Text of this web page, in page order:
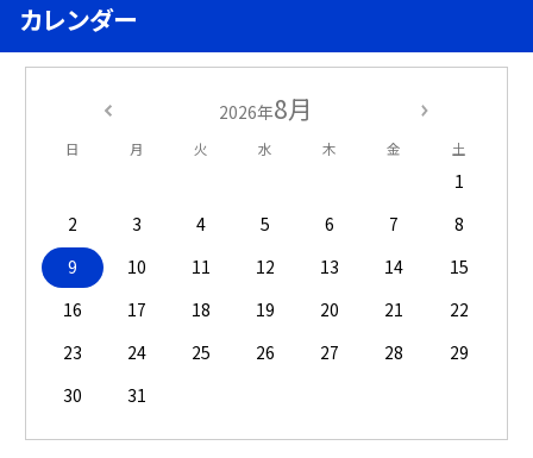
カレンダー
2026年8月
日 月 火 水 木 金 土
1
2
3 4 5 6 7
8
9
10 11 12 13 14
15
16
17 18 19 20 21
22
23
24 25 26 27 28
29
30
31